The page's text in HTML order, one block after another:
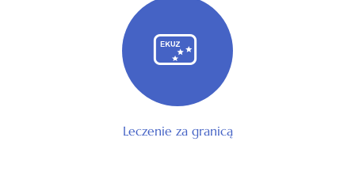
Leczenie za granicą